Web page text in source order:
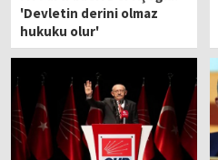
'Devletin derini olmaz
hukuku olur'